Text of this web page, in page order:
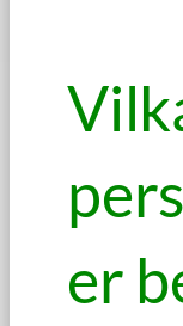
er